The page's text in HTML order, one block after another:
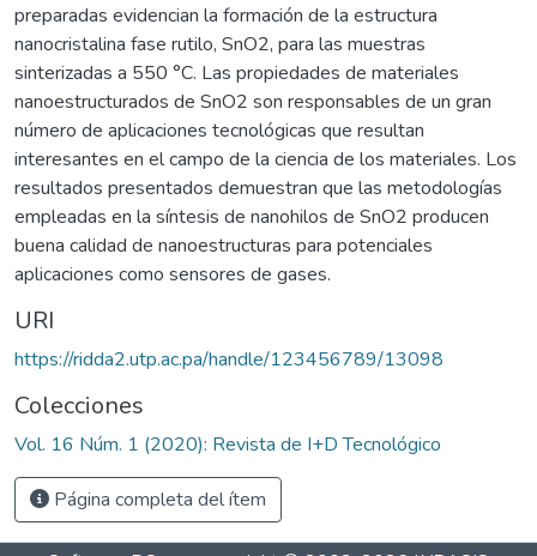
preparadas evidencian la formación de la estructura
nanocristalina fase rutilo, SnO2, para las muestras
sinterizadas a 550 °C. Las propiedades de materiales
nanoestructurados de SnO2 son responsables de un gran
número de aplicaciones tecnológicas que resultan
interesantes en el campo de la ciencia de los materiales. Los
resultados presentados demuestran que las metodologías
empleadas en la síntesis de nanohilos de SnO2 producen
buena calidad de nanoestructuras para potenciales
aplicaciones como sensores de gases.
URI
https://ridda2.utp.ac.pa/handle/123456789/13098
Colecciones
Vol. 16 Núm. 1 (2020): Revista de I+D Tecnológico
Página completa del ítem